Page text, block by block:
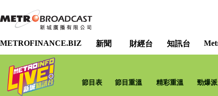
METROFINANCE.BIZ 新聞 財經台 知訊台
節目表 節目重溫 精彩重溫 勁爆